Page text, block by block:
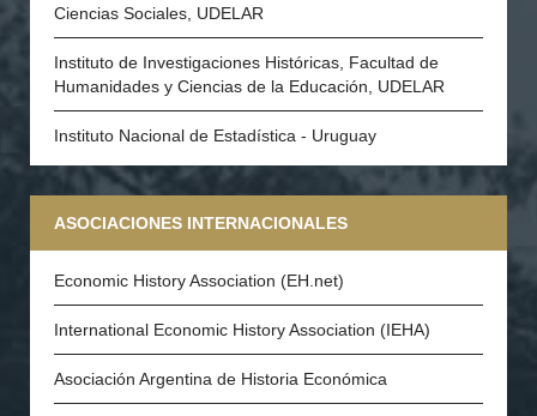
Ciencias Sociales, UDELAR
Instituto de Investigaciones Históricas, Facultad de
Humanidades y Ciencias de la Educación, UDELAR
Instituto Nacional de Estadística - Uruguay
ASOCIACIONES INTERNACIONALES
Economic History Association (EH.net)
International Economic History Association (IEHA)
Asociación Argentina de Historia Económica